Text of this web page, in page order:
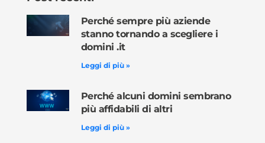
Perché sempre più aziende
stanno tornando a scegliere i
domini .it
Leggi di più »
Perché alcuni domini sembrano
più affidabili di altri
Leggi di più »